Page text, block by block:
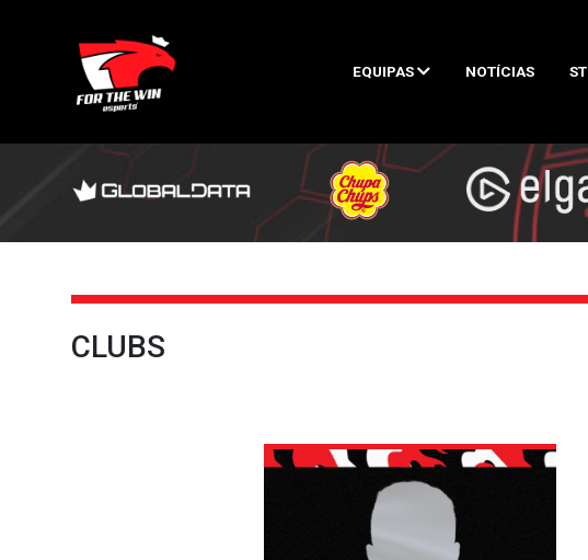
EQUIPAS NOTÍCIAS
CLUBS